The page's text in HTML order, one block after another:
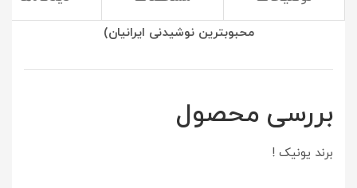
(استفاده از کتری و قوری بهترین راه برای درست کردن
محبوبترین نوشیدنی ایرانیان)
بررسی محصول
برند یونیک !